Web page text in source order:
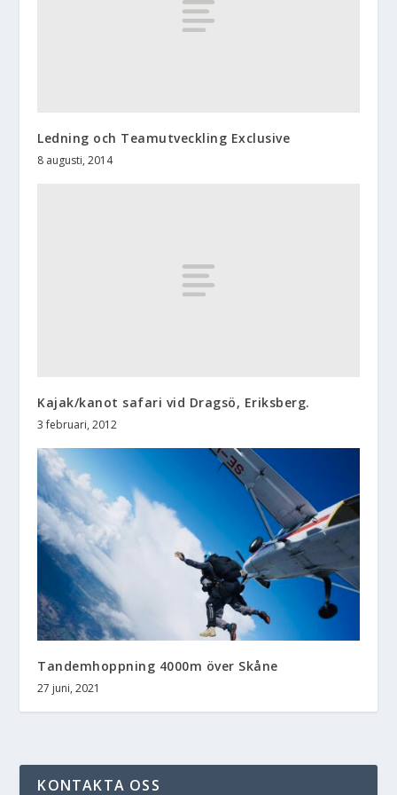
Ledning och Teamutveckling Exclusive
8 augusti, 2014
Kajak/kanot safari vid Dragsö, Eriksberg.
3 februari, 2012
Tandemhoppning 4000m över Skåne
27 juni, 2021
KONTAKTA OSS